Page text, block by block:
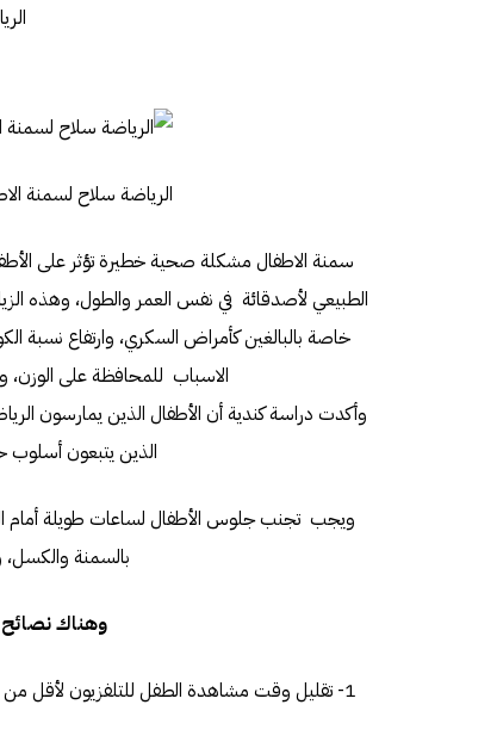
الرياضة سلاح لسمنة
سمنة الاطفال مشكلة صحية خطيرة تؤثر على
الطبيعي لأصدقائة في نفس العمر والطول، وهذه
خاصة بالبالغين كأمراض السكري، وارتفاع نسبة
الاسباب للمحافظة على الوزن،
وأكدت دراسة كندية أن الأطفال الذين يمارسون
الذين يتبعون
ويجب تجنب جلوس الأطفال لساعات طويلة أمام
بالسمنة
وهناك نصائح
1- تقليل وقت مشاهدة الطفل للتلفزيون لأقل من